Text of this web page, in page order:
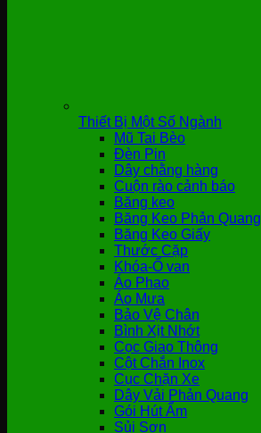
Thiết Bị Một Số Ngành
Mũ Tai Bèo
Đèn Pin
Dây chằng hàng
Cuộn rào cảnh báo
Băng keo
Băng Keo Phản Quang
Băng Keo Giấy
Thước Cặp
Khóa-Ổ van
Áo Phao
Áo Mưa
Bảo Vệ Chân
Bình Xịt Nhớt
Cọc Giao Thông
Cột Chắn Inox
Cục Chặn Xe
Dây Vải Phản Quang
Gói Hút Ẩm
Sủi Sơn